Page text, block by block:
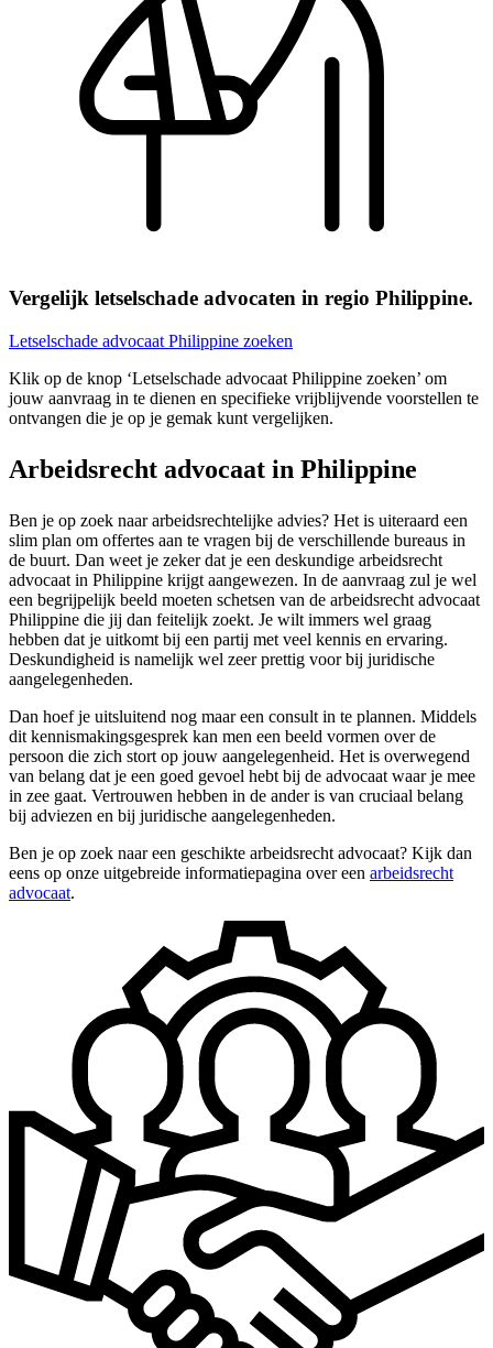
Vergelijk letselschade advocaten in regio Philippine.
Letselschade advocaat Philippine zoeken
Klik op de knop ‘Letselschade advocaat Philippine zoeken’ om
jouw aanvraag in te dienen en specifieke vrijblijvende voorstellen te
ontvangen die je op je gemak kunt vergelijken.
Arbeidsrecht advocaat in Philippine
Ben je op zoek naar arbeidsrechtelijke advies? Het is uiteraard een
slim plan om offertes aan te vragen bij de verschillende bureaus in
de buurt. Dan weet je zeker dat je een deskundige arbeidsrecht
advocaat in Philippine krijgt aangewezen. In de aanvraag zul je wel
een begrijpelijk beeld moeten schetsen van de arbeidsrecht advocaat
Philippine die jij dan feitelijk zoekt. Je wilt immers wel graag
hebben dat je uitkomt bij een partij met veel kennis en ervaring.
Deskundigheid is namelijk wel zeer prettig voor bij juridische
aangelegenheden.
Dan hoef je uitsluitend nog maar een consult in te plannen. Middels
dit kennismakingsgesprek kan men een beeld vormen over de
persoon die zich stort op jouw aangelegenheid. Het is overwegend
van belang dat je een goed gevoel hebt bij de advocaat waar je mee
in zee gaat. Vertrouwen hebben in de ander is van cruciaal belang
bij adviezen en bij juridische aangelegenheden.
Ben je op zoek naar een geschikte arbeidsrecht advocaat? Kijk dan
eens op onze uitgebreide informatiepagina over een arbeidsrecht
advocaat.